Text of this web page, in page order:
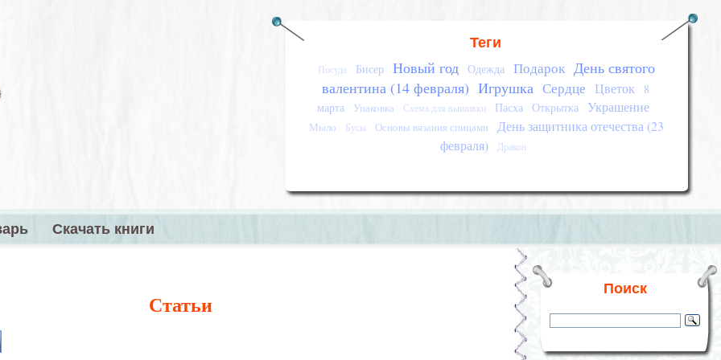
Теги
Посуда Бисер Новый год Одежда Подарок День святого
валентина (14 февраля) Игрушка Сердце Цветок
8
марта
Упаковка Схема для вышивки Пасха Открытка Украшение
Мыло Бусы Основы вязания спицами
День защитника отечества (23
февраля)
Дракон
Скачать книги
Статьи
Поиск